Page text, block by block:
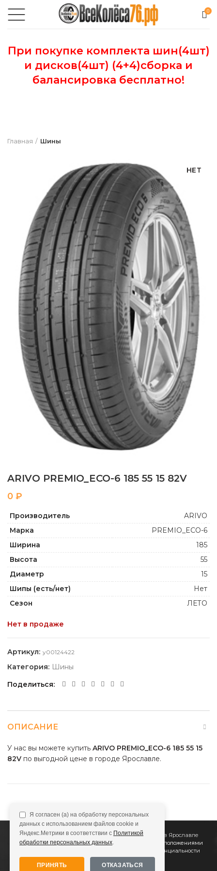
0
При покупке комплекта шин(4шт)
и дисков(4шт) (4+4)сборка и
балансировка бесплатно!
Главная Шины
НЕТ
ARIVO PREMIO_ECO-6 185 55 15 82V
₽
Производитель
ARIVO
Марка
PREMIO_ECO-6
Ширина
185
Высота
55
Диаметр
15
Шипы (есть/нет)
Нет
Сезон
ЛЕТО
Нет в продаже
Артикул: y00124422
Категория: Шины
Поделиться
ОПИСАНИЕ
У нас вы можете купить ARIVO PREMIO_ECO-6 185 55 15
82V по выгодной цене в городе Ярославле.
2011Все Колёса Интернет-магазин шин и дисков в Ярославле
Сайт не является публичной офертой, определяемой положениями
Политике конфиденциальности
Я согласен (а) на обработку персональных
данных с использованием файлов cookie и
Яндекс.Метрики в соответствии с Политикой
обработки персональных данных.
ПРИНЯТЬ ОТКАЗАТЬСЯ